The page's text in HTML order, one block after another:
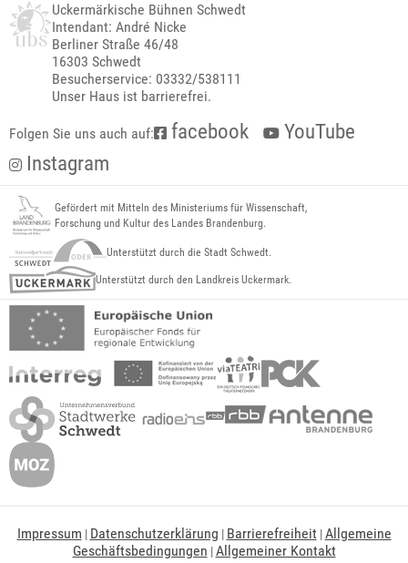
Uckermärkische Bühnen Schwedt
Intendant: André Nicke
Berliner Straße 46/48
16303 Schwedt
Besucherservice: 03332/538111
Unser Haus ist barrierefrei.
Folgen Sie uns auch auf: facebook
YouTube
Instagram
Gefördert mit Mitteln des Ministeriums für Wissenschaft,
Forschung und Kultur des Landes Brandenburg.
Unterstützt durch die Stadt Schwedt.
Unterstützt durch den Landkreis Uckermark.
Impressum | Datenschutzerklärung | Barrierefreiheit|Allgemeine
Geschäftsbedingungen |Allgemeiner Kontakt